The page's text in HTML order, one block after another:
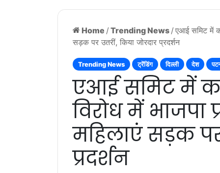
Home / Trending News / एआई समिट में
सड़क पर उतरीं, किया जोरदार प्रदर्शन
Trending News ट्रेंडिंग दिल्ली देश
एआई समिट में
विरोध में भाजपा
महिलाएं सड़क पर
प्रदर्शन